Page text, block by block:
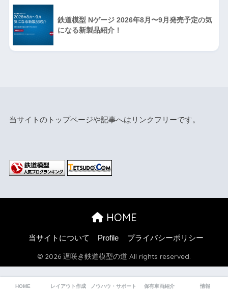
鉄道模型 Nゲージ 2026年8月〜9月発売予定の気
になる新製品紹介！
当サイトのトップページや記事へはリンクフリーです。
HOME
当サイトについて Profile プライバシーポリシー
© 2026 遅咲き鉄道模型の道 All rights reserved.
HOME レイアウト作成 ノウハウ・サポート 保有車両紹介 情報